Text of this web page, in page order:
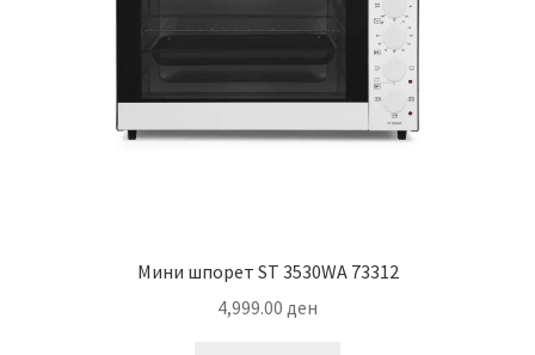
Мини шпорет ST 3530WA 73312
4,999.00 ден